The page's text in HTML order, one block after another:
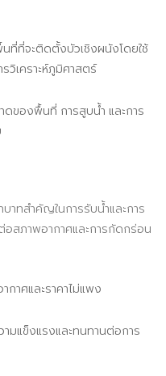
นที่ที่จะติดตั้งบัวเชิงผนังโดยใช้
วิเคราะห์ภูมิศาสตร์
ของพื้นที่ การสูบน้ำ และการ
าทสำคัญในการรับน้ำและการ
อสภาพอากาศและการกัดกร่อน
าศและราคาไม่แพง
ามแข็งแรงและทนทานต่อการ